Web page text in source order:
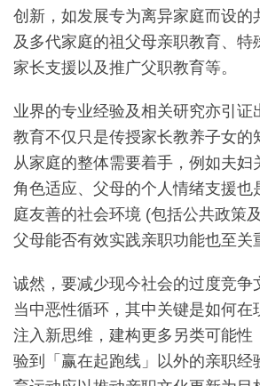
创新，如发展专为离异家庭而设的
及多代家庭的祖父母亲职教育、特
家长支援以及推广父职教育等。
业界的专业经验及相关研究亦引证
教育不仅只是传授家长教养子女的
从家庭的整体需要着手，例如夫妇
角色适应、父母的个人情绪支援也
庭友善的社会环境 (包括公共政策
父母能否有效实践亲职功能也至关
诚然，要减少现今社会的过度竞争
当中恶性循环，其中关键是如何在
注入新思维，建构更多另类可能性
验到「赢在起跑线」以外的亲职经